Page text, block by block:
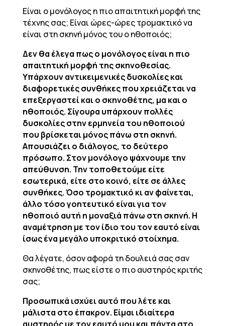
Είναι ο μονόλογος η πιο απαιτητική μορφή της
τέχνης σας; Είναι ώρες-ώρες τρομακτικό να
είναι στη σκηνή μόνος του ο ηθοποιός;
Δεν θα έλεγα πως ο μονόλογος είναι η πιο
απαιτητική μορφή της σκηνοθεσίας.
Υπάρχουν αντικειμενικές δυσκολίες και
διαφορετικές συνθήκες που χρειάζεται να
επεξεργαστεί και ο σκηνοθέτης, μα και ο
ηθοποιός. Σίγουρα υπάρχουν πολλές
δυσκολίες στην ερμηνεία του ηθοποιού
που βρίσκεται μόνος πάνω στη σκηνή.
Απουσιάζει ο διάλογος, το δεύτερο
πρόσωπο. Στον μονόλογο ψάχνουμε την
απεύθυνση. Την τοποθετούμε είτε
εσωτερικά, είτε στο κοινό, είτε σε άλλες
συνθήκες. Όσο τρομακτικό κι αν φαίνεται,
άλλο τόσο γοητευτικό είναι για τον
ηθοποιό αυτή η μοναξιά πάνω στη σκηνή. Η
αναμέτρηση με τον ίδιο του τον εαυτό είναι
ίσως ένα μεγάλο υποκριτικό στοίχημα.
Θα λέγατε, όσον αφορά τη δουλειά σας σαν
σκηνοθέτης, πως είστε ο πιο αυστηρός κριτής
σας;
Προσωπικά ισχύει αυτό που λέτε και
μάλιστα στο έπακρον. Είμαι ιδιαίτερα